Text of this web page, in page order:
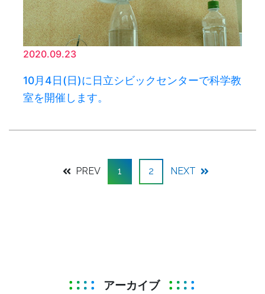
2020.09.23
10月4日(日)に日立シビックセンターで科学教
室を開催します。
PREV 1 2 NEXT
アーカイブ